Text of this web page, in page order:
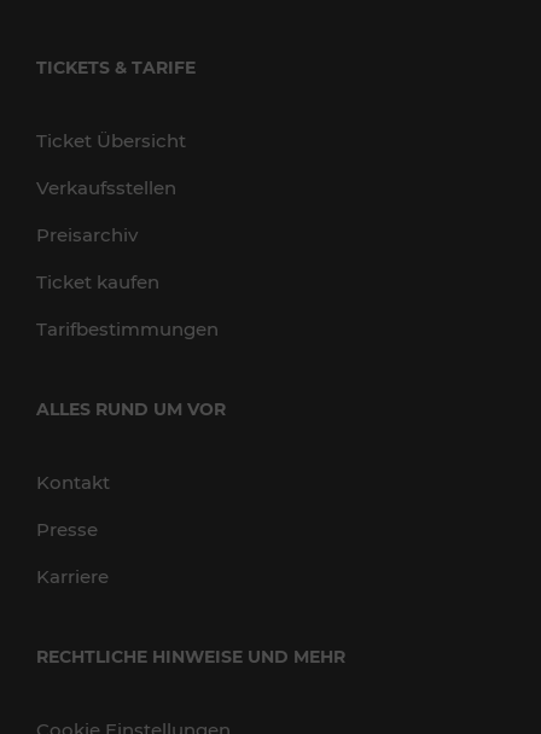
TICKETS & TARIFE
Ticket Übersicht
Verkaufsstellen
Preisarchiv
Ticket kaufen
Tarifbestimmungen
ALLES RUND UM VOR
Kontakt
Presse
Karriere
RECHTLICHE HINWEISE UND MEHR